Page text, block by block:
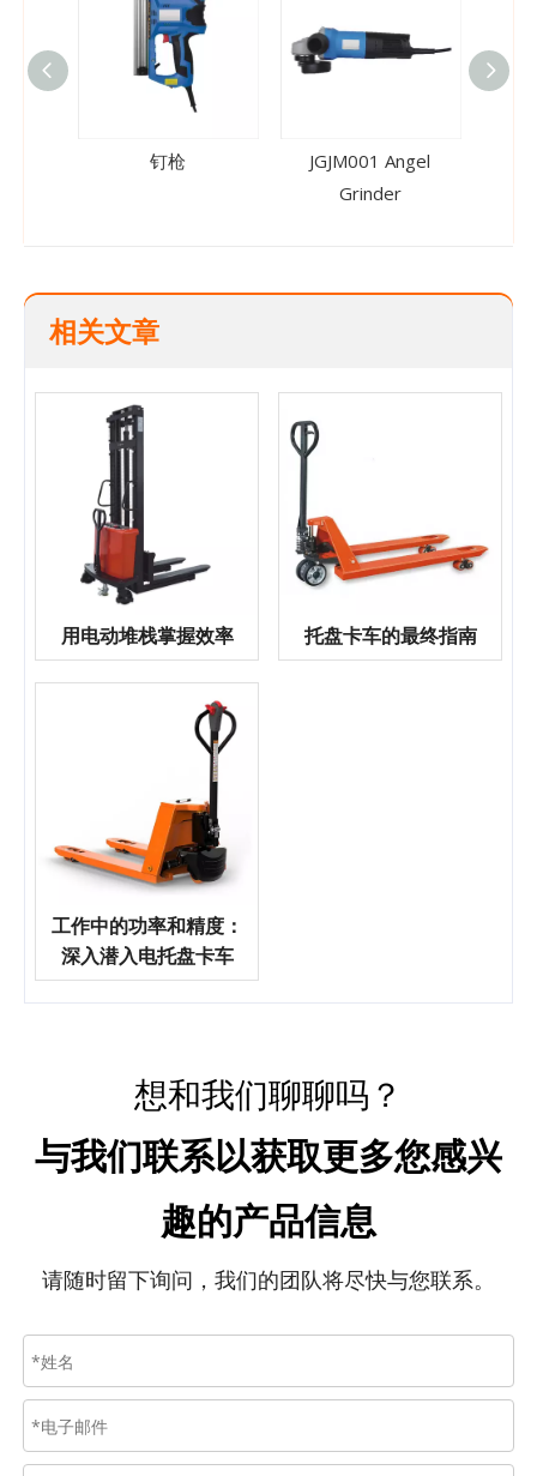
钉枪
JGJM001 Angel
Grinder
相关文章
用电动堆栈掌握效率 托盘卡车的最终指南
工作中的功率和精度：
深入潜入电托盘卡车
想和我们聊聊吗？
与我们联系以获取更多您感兴
趣的产品信息
请随时留下询问，我们的团队将尽快与您联系。